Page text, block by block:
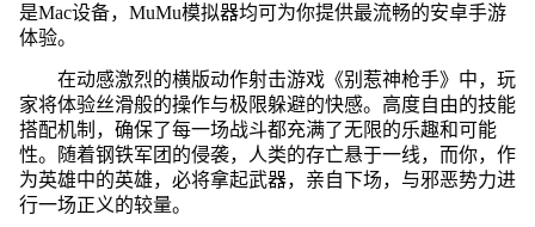
是Mac设备，MuMu模拟器均可为你提供最流畅的安卓手游
体验。
在动感激烈的横版动作射击游戏《别惹神枪手》中，玩
家将体验丝滑般的操作与极限躲避的快感。高度自由的技能
搭配机制，确保了每一场战斗都充满了无限的乐趣和可能
性。随着钢铁军团的侵袭，人类的存亡悬于一线，而你，作
为英雄中的英雄，必将拿起武器，亲自下场，与邪恶势力进
行一场正义的较量。